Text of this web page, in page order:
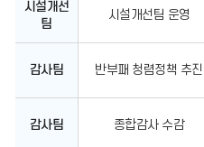
시설개선
팀
시설개선팀 운영
감사팀 반부패 청렴정책 추진
감사팀 종합감사 수감